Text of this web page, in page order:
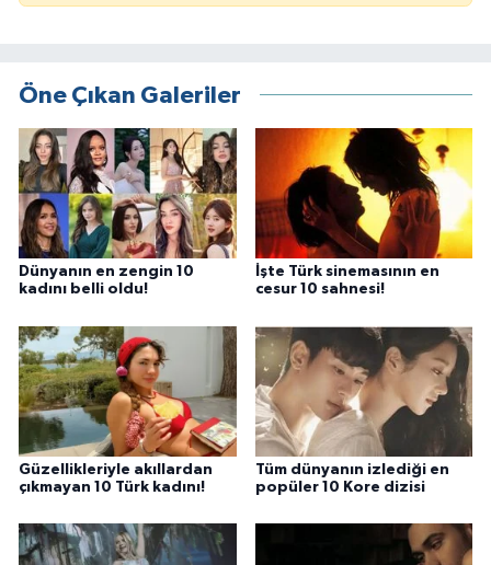
Öne Çıkan Galeriler
Dünyanın en zengin 10
kadını belli oldu!
İşte Türk sinemasının en
cesur 10 sahnesi!
Güzellikleriyle akıllardan
çıkmayan 10 Türk kadını!
Tüm dünyanın izlediği en
popüler 10 Kore dizisi